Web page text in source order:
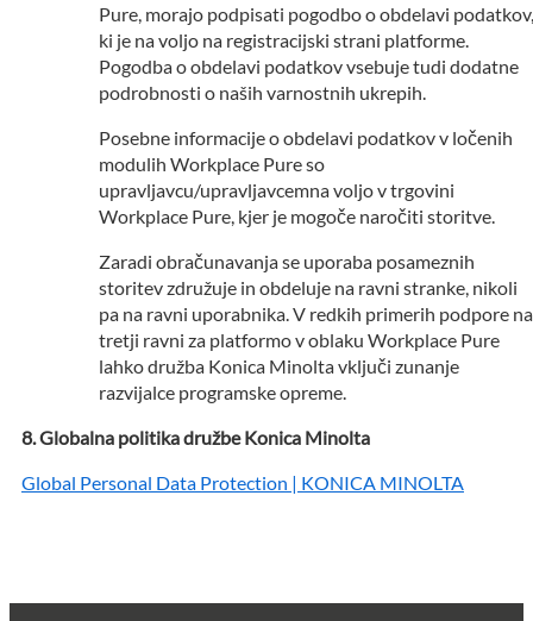
Pure, morajo podpisati pogodbo o obdelavi podatkov,
ki je na voljo na registracijski strani platforme.
Pogodba o obdelavi podatkov vsebuje tudi dodatne
podrobnosti o naših varnostnih ukrepih.
Posebne informacije o obdelavi podatkov v ločenih
modulih Workplace Pure so
upravljavcu/upravljavcemna voljo v trgovini
Workplace Pure, kjer je mogoče naročiti storitve.
Zaradi obračunavanja se uporaba posameznih
storitev združuje in obdeluje na ravni stranke, nikoli
pa na ravni uporabnika. V redkih primerih podpore na
tretji ravni za platformo v oblaku Workplace Pure
lahko družba Konica Minolta vključi zunanje
razvijalce programske opreme.
Globalna politika družbe Konica Minolta
Global Personal Data Protection | KONICA MINOLTA